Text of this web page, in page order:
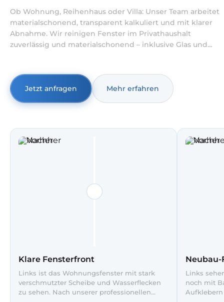
Ob Wohnung, Reihenhaus oder Villa: Unser Team arbeitet
materialschonend, transparent kalkuliert und mit klarer
Abnahme. Wir reinigen Fenster im Privathaushalt
zuverlässig und materialschonend – inklusive Glas und
auch Fensterreinigung Haus mit klarer Abnahme vor Ort.
Jetzt anfragen
Mehr erfahren
Klare Fensterfront
Links ist das Wohnungsfenster mit stark
verschmutzter Scheibe und Wasserflecken
zu sehen. Nach unserer professionellen
Links
noch mit
Aufklebern